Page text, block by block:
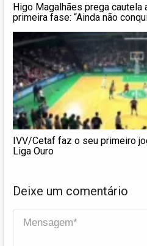
Higo Magalhães prega cautela
primeira fase: “Ainda não
IVV/Cetaf faz o seu primeiro
Liga Ouro
Deixe um comentário